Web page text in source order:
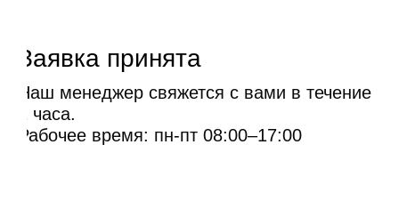
Заявка принята
Наш менеджер свяжется с вами в течение
1 часа.
Рабочее время: пн-пт 08:00–17:00